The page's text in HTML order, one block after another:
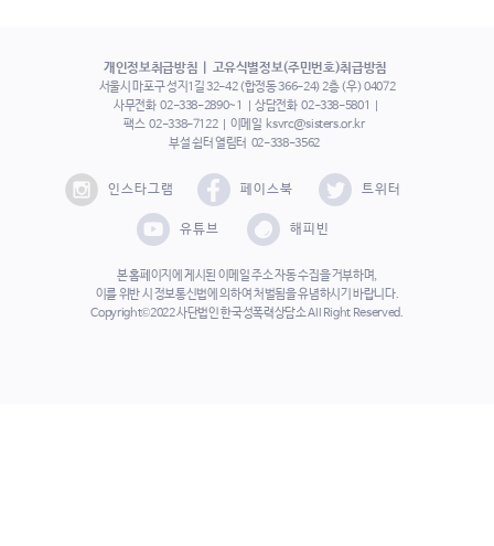
개인정보취급방침 고유식별정보(주민번호)취급방침
서울시 마포구 성지1길 32-42 (합정동 366-24) 2층 (우) 04072
사무전화 02-338-2890~1 상담전화 02-338-5801
팩스 02-338-7122 이메일 ksvrc@sisters.or.kr
부설 쉼터 열림터 02-338-3562
인스타그램 페이스북 트위터
유튜브 해피빈
본 홈페이지에 게시된 이메일 주소 자동 수집을 거부하며,
이를 위반 시 정보통신법에 의하여 처벌됨을 유념하시기 바랍니다.
Copyright©2022 사단법인 한국성폭력상담소 All Right Reserved.